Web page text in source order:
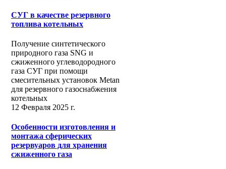
СУГ в качестве резервного
топлива котельных
Получение синтетического
природного газа SNG и
сжиженного углеводородного
газа СУГ при помощи
смесительных установок Metan
для резервного газоснабжения
котельных
12 Февраля 2025 г.
Особенности изготовления и
монтажа сферических
резервуаров для хранения
сжиженного газа